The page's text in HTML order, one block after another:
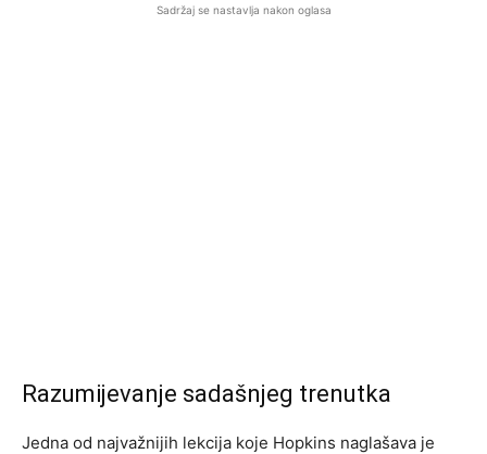
Sadržaj se nastavlja nakon oglasa
Razumijevanje sadašnjeg trenutka
Jedna od najvažnijih lekcija koje Hopkins naglašava je